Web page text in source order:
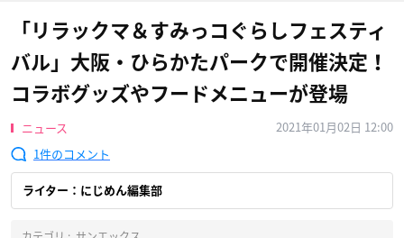
「リラックマ＆すみっコぐらしフェスティ
バル」大阪・ひらかたパークで開催決定！
コラボグッズやフードメニューが登場
ニュース
2021年01月02日 12:00
1
ライター：にじめん編集部